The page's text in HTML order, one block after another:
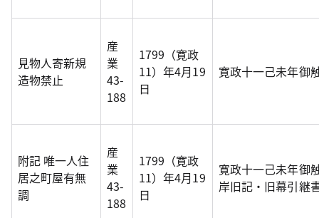
見物人寄新規
造物禁止
産
業
43-
188
1799（寛政
11）年4月19
日
寛政十一己未年御
附記 唯一人住
居之町屋有無
調
産
業
43-
188
1799（寛政
11）年4月19
日
寛政十一己未年御
岸旧記・旧幕引継